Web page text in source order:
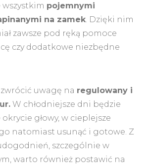
pojemnymi
na zamek . Dzięki nim
zawsze pod ręką pomoce
czy dodatkowe niezbędne
uwagę na regulowany i
W chłodniejsze dni będzie
głowy, w cieplejsze
natomiast usunąć i gotowe. Z
szczególnie w
warto również postawić na